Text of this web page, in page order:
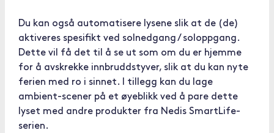
Du kan også automatisere lysene slik at de (de)
aktiveres spesifikt ved solnedgang / soloppgang.
Dette vil få det til å se ut som om du er hjemme
for å avskrekke innbruddstyver, slik at du kan nyte
ferien med ro i sinnet. I tillegg kan du lage
ambient-scener på et øyeblikk ved å pare dette
lyset med andre produkter fra Nedis SmartLife-
serien.